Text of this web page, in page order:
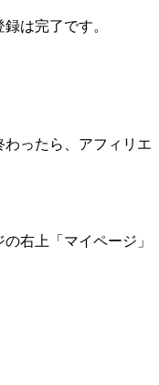
は完了です。
わったら、アフィリエ
右上「マイページ」